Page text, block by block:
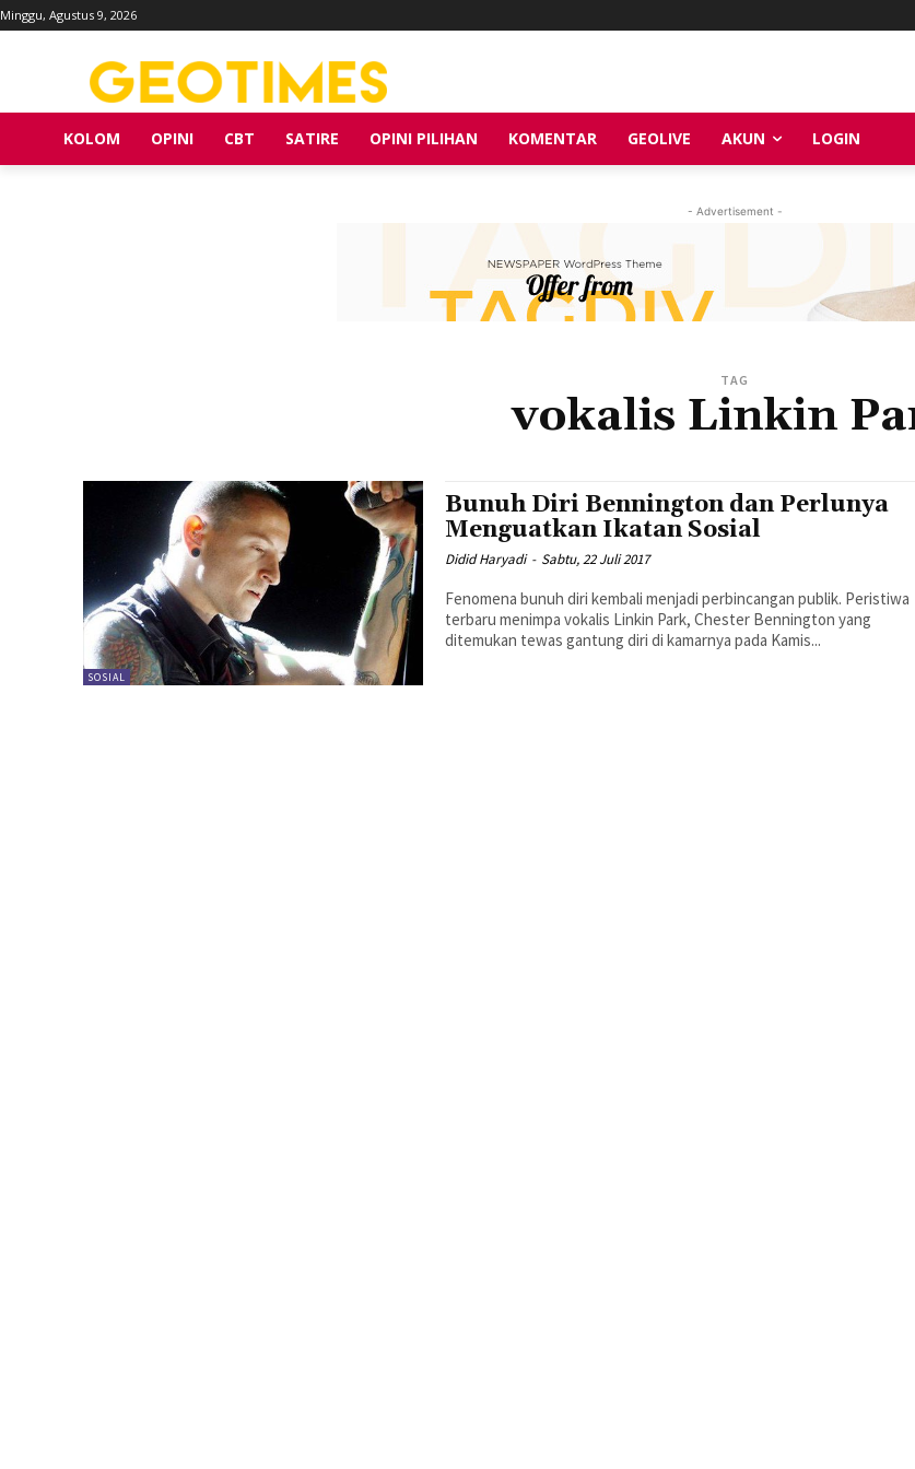
Minggu, Agustus 9, 2026
KOLOM OPINI CBT SATIRE OPINI PILIHAN KOMENTAR GEOLIVE AKUN LOGIN
- Advertisement -
TAG
vokalis Linkin
SOSIAL
Bunuh Diri Bennington dan Perlunya
Menguatkan Ikatan Sosial
Didid Haryadi - Sabtu, 22 Juli 2017
Fenomena bunuh diri kembali menjadi perbincangan publik. Peristiwa
terbaru menimpa vokalis Linkin Park, Chester Bennington yang
ditemukan tewas gantung diri di kamarnya pada Kamis...